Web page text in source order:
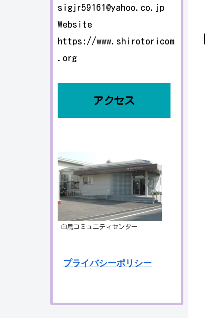
sigjr59161@yahoo.co.jp
Website
https://www.shirotoricom
.org
アクセス
白鳥コミュニティセンター
プライバシーポリシー